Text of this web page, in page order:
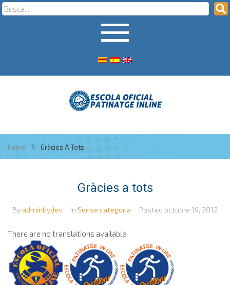
Home \ Gràcies A Tots
Gràcies a tots
By adminbydev In Sense categoria Posted octubre 19, 2012
There are no translations available.